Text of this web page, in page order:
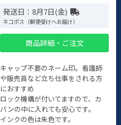
発送日：8月7日(金)
ネコポス（郵便受けへお届け）
商品詳細・ご注文
キャップ不要のネーム印。看護師
や販売員など立ち仕事をされる方
におすすめ
ロック機構が付いてますので、カ
バンの中に入れても安心です。
インクの色は朱色です。